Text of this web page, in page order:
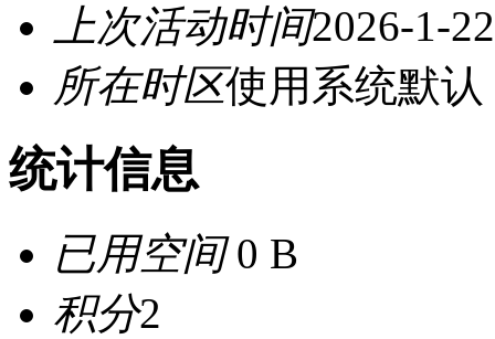
上次活动时间2026-1-
所在时区使用系统默认
统计信息
已用空间0 B
积分2